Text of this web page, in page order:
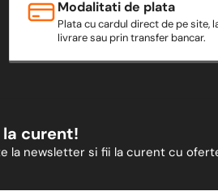
Modalitati de plata
Plata cu cardul direct de pe site,
livrare sau prin transfer bancar.
la curent!
la newsletter si fii la curent cu